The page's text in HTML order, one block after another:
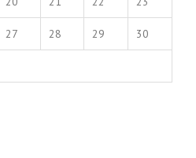
27 28 29 30